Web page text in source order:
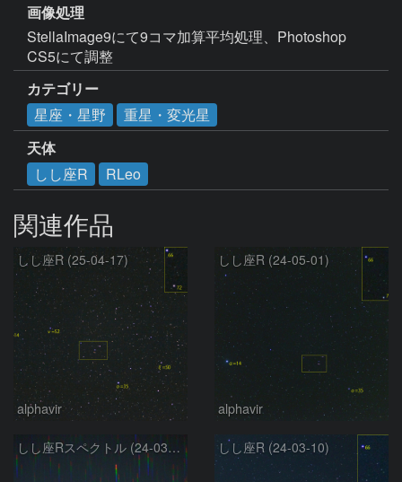
画像処理
StellaImage9にて9コマ加算平均処理、Photoshop
CS5にて調整
カテゴリー
星座・星野
重星・変光星
天体
しし座R
RLeo
関連作品
しし座R (25-04-17)
alphavir
しし座R (24-05-01)
alphavir
しし座Rスペクトル (24-03-27) しし座R (24-03-10)